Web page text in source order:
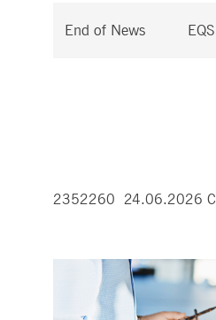
End of News
2352260 24.06.2026